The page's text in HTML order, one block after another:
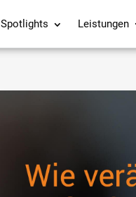
Spotlights Leistungen